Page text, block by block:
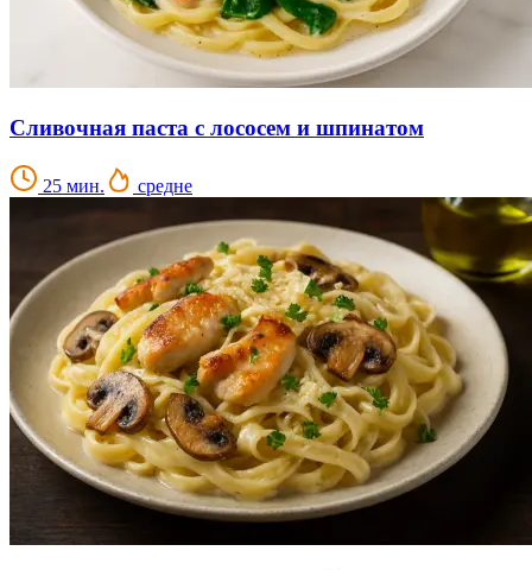
Сливочная паста с лососем и шпинатом
25 мин. средне